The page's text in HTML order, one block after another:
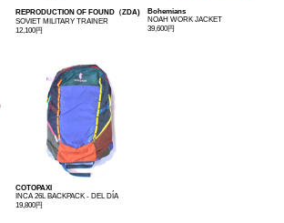
REPRODUCTION OF FOUND（ZDA)
SOVIET MILITARY TRAINER
12,100円
Bohemians
NOAH WORK JACKET
39,600円
COTOPAXI
INCA 26L BACKPACK - DEL DÍA
19,800円